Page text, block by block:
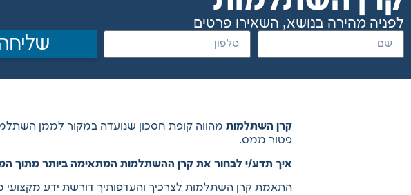
לפניה מהירה בנושא, השאירו פרטים
קרן השתלמות מהווה קופת חסכון שנועדה במקור לממן
פטור ממס.
איך תדע/י לבחור את קרן ההשתלמות המתאימה ביותר מתוך
התאמת קרן השתלמות לצרכיך והעדפותיך דורשת ידע מקצועי